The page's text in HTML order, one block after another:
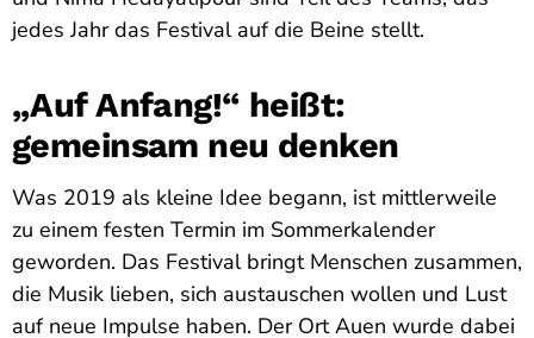
jedes Jahr das Festival auf die Beine stellt.
„Auf Anfang!“ heißt:
gemeinsam neu denken
Was 2019 als kleine Idee begann, ist mittlerweile
zu einem festen Termin im Sommerkalender
geworden. Das Festival bringt Menschen zusammen,
die Musik lieben, sich austauschen wollen und Lust
auf neue Impulse haben. Der Ort Auen wurde dabei